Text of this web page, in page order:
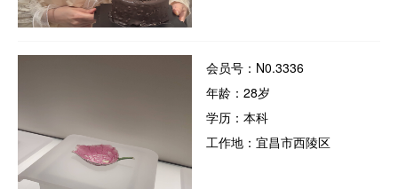
会员号：N0.3336
年龄：28岁
学历：本科
工作地：宜昌市西陵区